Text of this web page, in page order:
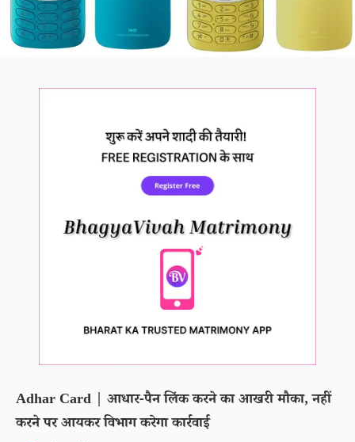
Adhar Card | आधार-पैन लिंक करने का आखरी मौका, नहीं
करने पर आयकर विभाग करेगा कार्रवाई